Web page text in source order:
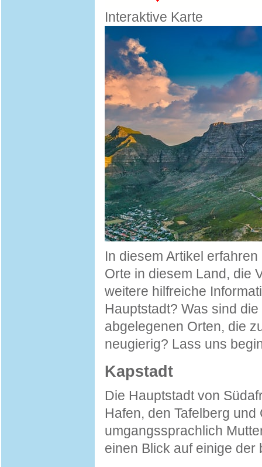
Interaktive Karte
In diesem Artikel
Orte in diesem Land, die
weitere hilfreiche
Hauptstadt? Was sind
abgelegenen Orten, die
neugierig? Lass uns
Kapstadt
Die Hauptstadt von
Hafen, den Tafelberg
umgangssprachlich
einen Blick auf einige der